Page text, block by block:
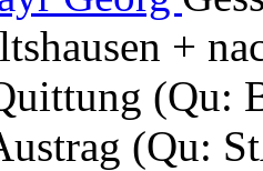
+
(Qu:
(Qu: